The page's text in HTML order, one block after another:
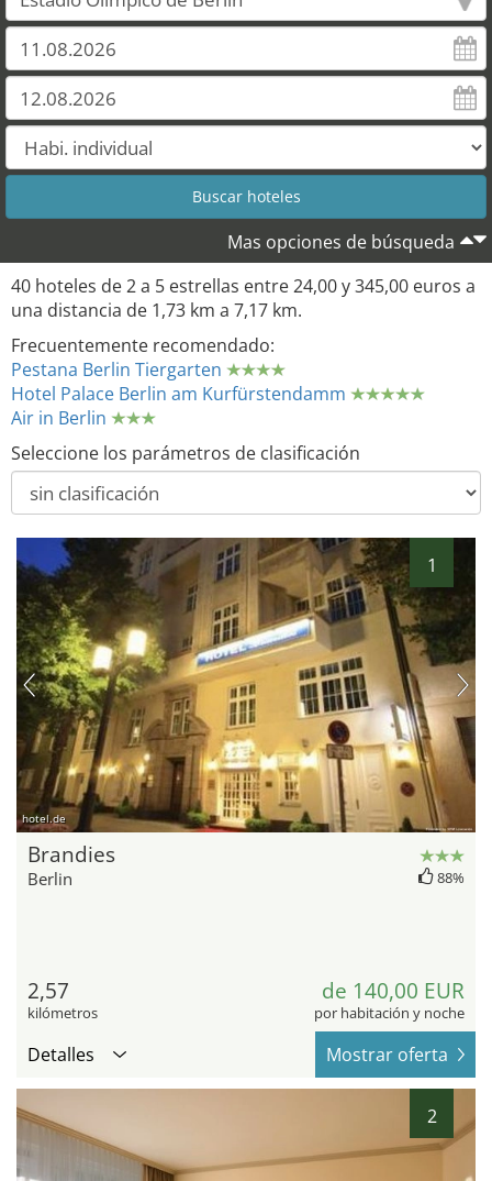
Mas opciones de búsqueda
40 hoteles de 2 a 5 estrellas entre 24,00 y 345,00 euros a
una distancia de 1,73 km a 7,17 km.
Frecuentemente recomendado:
Pestana Berlin Tiergarten
Hotel Palace Berlin am Kurfürstendamm
Air in Berlin
Seleccione los parámetros de clasificación
1
hotel.de
Brandies
Berlin 88%
2,57
kilómetros
de 140,00 EUR
por habitación y noche
Detalles Mostrar oferta
2